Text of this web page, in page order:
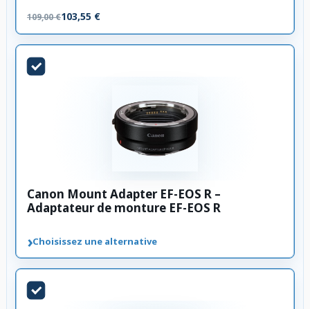
109,00 €103,55 €
Canon Mount Adapter EF-EOS R –
Adaptateur de monture EF-EOS R
›Choisissez une alternative